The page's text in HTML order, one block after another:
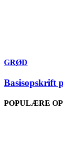
GRØD
Basisopskrift
POPULÆRE